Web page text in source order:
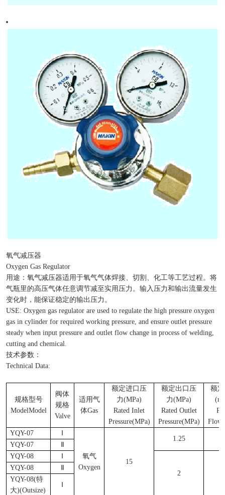
氧气减压器
Oxygen Gas Regulator
用途：氧气减压器适用于氧气气体焊接、切割、化工等工艺过程。将
气瓶里的高压气体任意调节减至实用压力。输入压力和输出流量发生
变化时，能保证稳定的输出压力。
USE: Oxygen gas regulator are used to regulate the high pressure oxygen
gas in cylinder for required working pressure, and ensure outlet pressure
steady when input pressure and outlet flow change in process of welding,
cutting and chemical.
技术参数：
Technical Data:
规格型号
ModelModel
阀体
规格
Valve
适用气
体Gas
额定进口压
力(MPa)
Rated Inlet
Pressure(MPa)
额定出口压
力(MPa)
Rated Outlet
Pressure(MPa)
额
(m
YQY-07
氧气
Oxygen
15
1.25
YQY-07
YQY-08
2
YQY-08
YQY-08(特
大)(Outsize)